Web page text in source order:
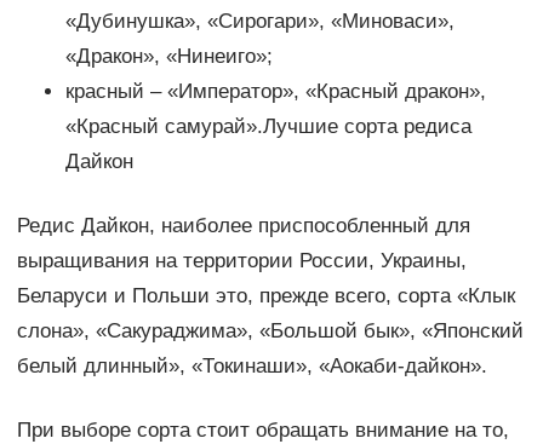
«Дубинушка», «Сирогари», «Миноваси»,
«Дракон», «Нинеиго»;
красный – «Император», «Красный дракон»,
«Красный самурай».Лучшие сорта редиса
Дайкон
Редис Дайкон, наиболее приспособленный для
выращивания на территории России, Украины,
Беларуси и Польши это, прежде всего, сорта «Клык
слона», «Сакураджима», «Большой бык», «Японский
белый длинный», «Токинаши», «Аокаби-дайкон».
При выборе сорта стоит обращать внимание на то,